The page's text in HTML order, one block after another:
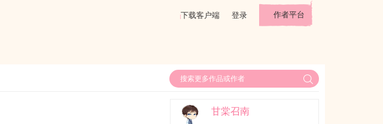
下载客户端 登录 作者平台
甘棠召南